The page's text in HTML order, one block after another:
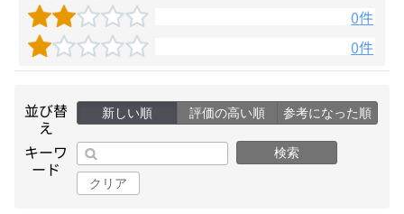
0件
0件
並び替
え
新しい順 評価の高い順 参考になった順
キーワ
ード
検索
クリア